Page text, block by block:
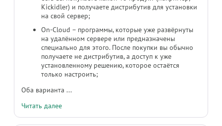
Kickidler) и получаете дистрибутив для установки
на свой сервер;
On-Cloud – программы, которые уже развёрнуты
на удалённом сервере или предназначены
специально для этого. После покупки вы обычно
получаете не дистрибутив, а доступ к уже
установленному решению, которое остаётся
только настроить;
Оба варианта ...
Читать далее